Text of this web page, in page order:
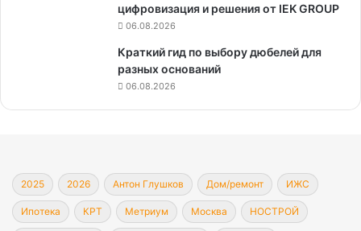
цифровизация и решения от IEK GROUP
06.08.2026
Краткий гид по выбору дюбелей для
разных оснований
06.08.2026
2025 2026 Антон Глушков Дом/ремонт ИЖС
Ипотека КРТ Метриум Москва НОСТРОЙ